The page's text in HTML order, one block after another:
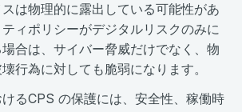
は物理的に露出している可能性があ
ィポリシーがデジタルリスクのみに
合は、サイバー脅威だけでなく、物
行為に対しても脆弱になります。
るCPS の保護には、安全性、稼働時